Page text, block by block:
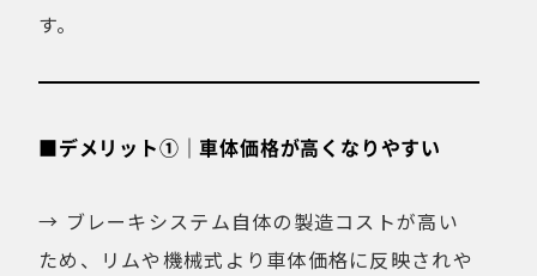
す。
■デメリット①｜車体価格が高くなりやすい
→ ブレーキシステム自体の製造コストが高い
ため、リムや機械式より車体価格に反映されや